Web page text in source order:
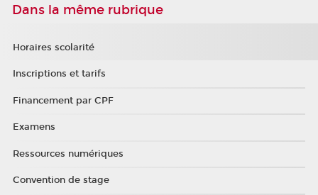
Dans la même rubrique
Horaires scolarité
Inscriptions et tarifs
Financement par CPF
Examens
Ressources numériques
Convention de stage